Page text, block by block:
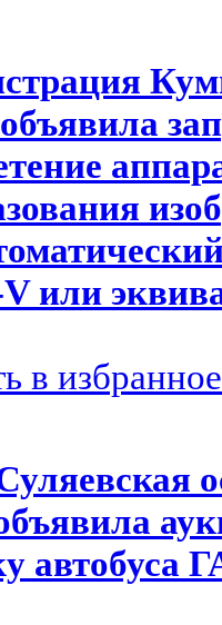
или
в избранное
автобуса